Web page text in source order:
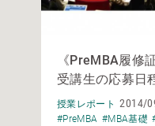
《PreMBA履修
受講生の応募日
授業レポート 2014/
#PreMBA #MBA基礎